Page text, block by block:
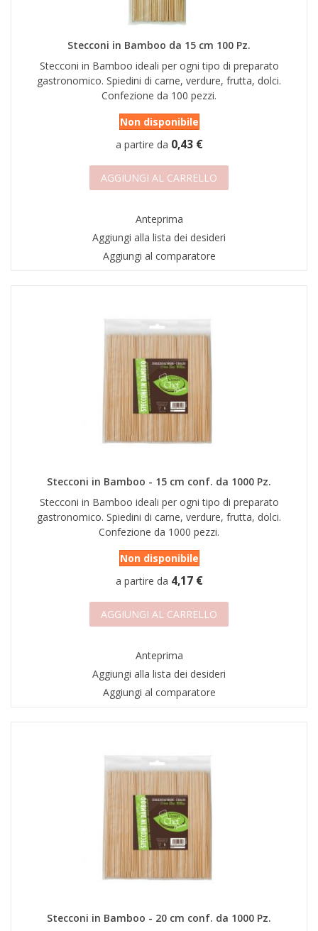
DICONO DI NOIStecconi in Bamboo da 15 cm 100 Pz.
Stecconi in Bamboo ideali per ogni tipo di preparato
gastronomico. Spiedini di carne, verdure, frutta, dolci.
Confezione da 100 pezzi.
Non disponibile
a partire da 0,43 €
AGGIUNGI AL CARRELLO
Anteprima
Aggiungi alla lista dei desideri
Aggiungi al comparatore
Stecconi in Bamboo - 15 cm conf. da 1000 Pz.
Stecconi in Bamboo ideali per ogni tipo di preparato
gastronomico. Spiedini di carne, verdure, frutta, dolci.
Confezione da 1000 pezzi.
Non disponibile
a partire da 4,17 €
AGGIUNGI AL CARRELLO
Anteprima
Aggiungi alla lista dei desideri
Aggiungi al comparatore
Stecconi in Bamboo - 20 cm conf. da 1000 Pz.